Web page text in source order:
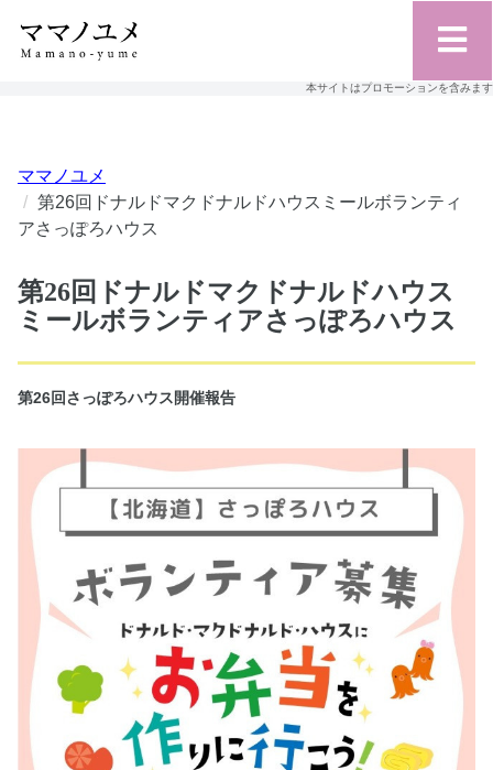
本サイトはプロモーションを含みます
ママノユメ
第26回ドナルドマクドナルドハウスミールボランティ
アさっぽろハウス
第26回ドナルドマクドナルドハウス
ミールボランティアさっぽろハウス
第26回さっぽろハウス開催報告